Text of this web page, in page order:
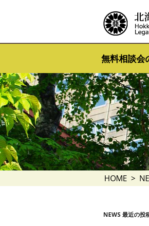
無料相談会
HOME
NEWS 最近の投